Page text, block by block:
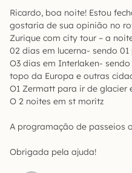
Ricardo, boa noite! Estou
gostaria de sua opinião no
Zurique com city tour – a
02 dias em lucerna- sendo
O3 dias em Interlaken-
topo da Europa e outras
O1 Zermatt para ir de glacier
O 2 noites em st moritz
A programação de passeios
Obrigada pela ajuda!